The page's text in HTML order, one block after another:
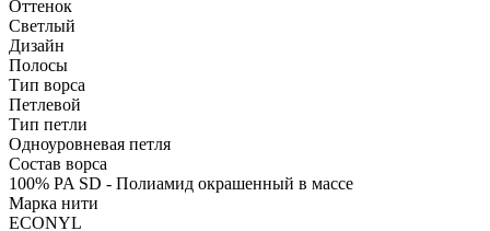
Оттенок
Светлый
Дизайн
Полосы
Тип ворса
Петлевой
Тип петли
Одноуровневая петля
Состав ворса
100% PA SD - Полиамид окрашенный в массе
Марка нити
ECONYL